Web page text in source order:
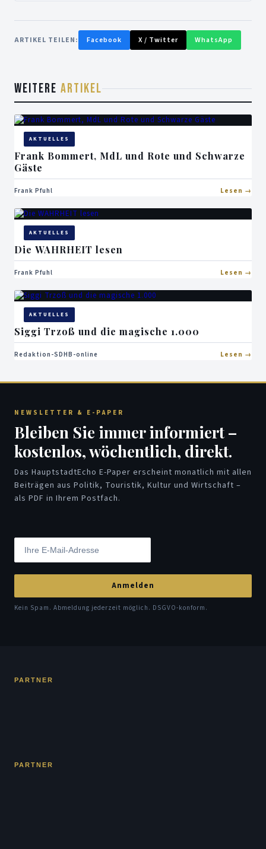
ARTIKEL TEILEN: Facebook X / Twitter WhatsApp
WEITERE ARTIKEL
AKTUELLES
Frank Bommert, MdL und Rote und Schwarze
Gäste
Frank Pfuhl Lesen
AKTUELLES
Die WAHRHEIT lesen
Frank Pfuhl Lesen
AKTUELLES
Siggi Trzoß und die magische 1.000
Redaktion-SDHB-online Lesen
NEWSLETTER & E-PAPER
Bleiben Sie immer informiert –
kostenlos, wöchentlich, direkt.
Das HauptstadtEcho E-Paper erscheint monatlich mit allen
Beiträgen aus Politik, Touristik, Kultur und Wirtschaft –
als PDF in Ihrem Postfach.
Anmelden
Kein Spam. Abmeldung jederzeit möglich. DSGVO-konform.
PARTNER
PARTNER